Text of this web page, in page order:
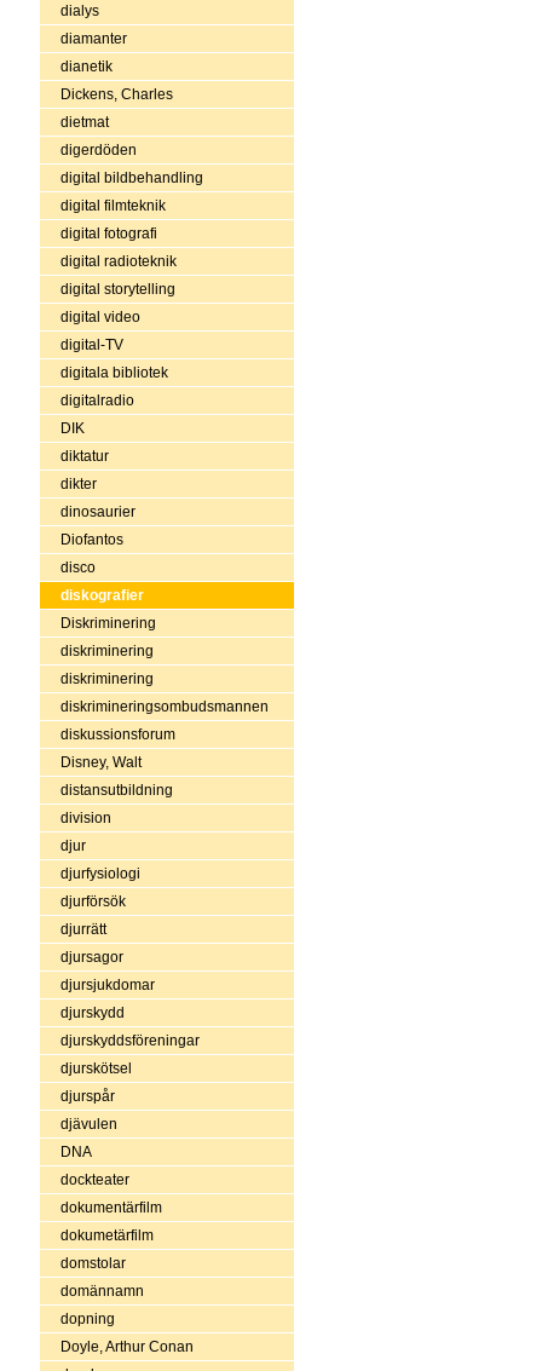
dialys
diamanter
dianetik
Dickens, Charles
dietmat
digerdöden
digital bildbehandling
digital filmteknik
digital fotografi
digital radioteknik
digital storytelling
digital video
digital-TV
digitala bibliotek
digitalradio
DIK
diktatur
dikter
dinosaurier
Diofantos
disco
diskografier
Diskriminering
diskriminering
diskriminering
diskrimineringsombudsmannen
diskussionsforum
Disney, Walt
distansutbildning
division
djur
djurfysiologi
djurförsök
djurrätt
djursagor
djursjukdomar
djurskydd
djurskyddsföreningar
djurskötsel
djurspår
djävulen
DNA
dockteater
dokumentärfilm
dokumetärfilm
domstolar
domännamn
dopning
Doyle, Arthur Conan